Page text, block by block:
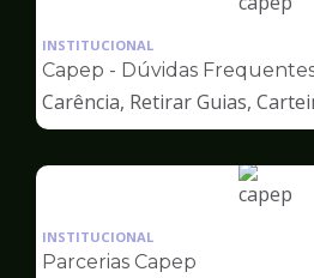
de
INSTITUCIONAL
Capep - Dúvidas
Carência, Retirar Guias,
INSTITUCIONAL
Parcerias Capep